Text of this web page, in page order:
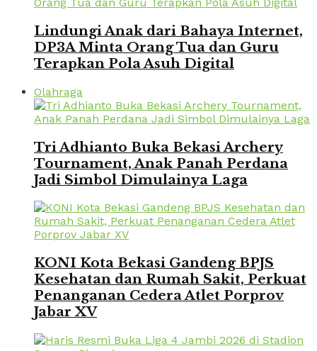
Lindungi Anak dari Bahaya Internet,
DP3A Minta Orang Tua dan Guru
Terapkan Pola Asuh Digital
Olahraga
Tri Adhianto Buka Bekasi Archery
Tournament, Anak Panah Perdana
Jadi Simbol Dimulainya Laga
KONI Kota Bekasi Gandeng BPJS
Kesehatan dan Rumah Sakit, Perkuat
Penanganan Cedera Atlet Porprov
Jabar XV